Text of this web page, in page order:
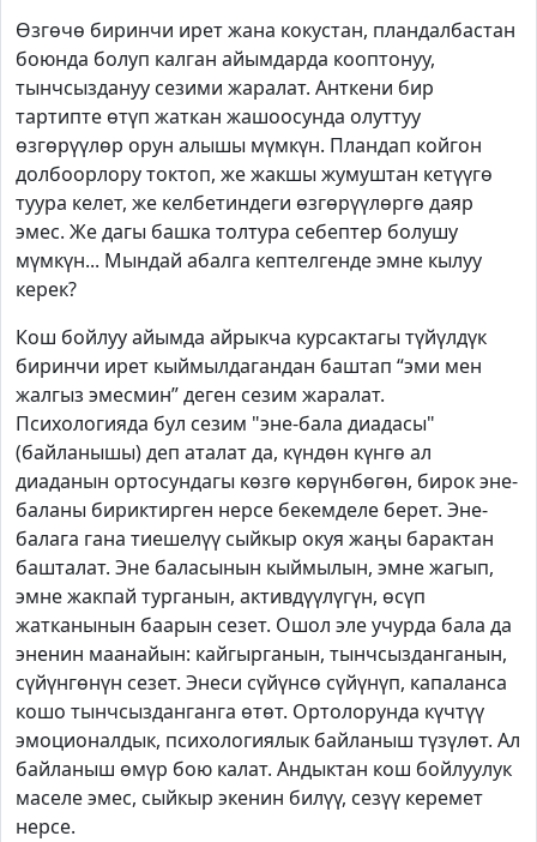
Өзгөчө биринчи ирет жана кокустан, пландалбастан
боюнда болуп калган айымдарда кооптонуу,
тынчсыздануу сезими жаралат. Анткени бир
тартипте өтүп жаткан жашоосунда олуттуу
өзгөрүүлөр орун алышы мүмкүн. Пландап койгон
долбоорлору токтоп, же жакшы жумуштан кетүүгө
туура келет, же келбетиндеги өзгөрүүлөргө даяр
эмес. Же дагы башка толтура себептер болушу
мүмкүн... Мындай абалга кептелгенде эмне кылуу
керек?
Кош бойлуу айымда айрыкча курсактагы түйүлдүк
биринчи ирет кыймылдагандан баштап “эми мен
жалгыз эмесмин” деген сезим жаралат.
Психологияда бул сезим "эне-бала диадасы"
(байланышы) деп аталат да, күндөн күнгө ал
диаданын ортосундагы көзгө көрүнбөгөн, бирок эне-
баланы бириктирген нерсе бекемделе берет. Эне-
балага гана тиешелүү сыйкыр окуя жаңы барактан
башталат. Эне баласынын кыймылын, эмне жагып,
эмне жакпай турганын, активдүүлүгүн, өсүп
жатканынын баарын сезет. Ошол эле учурда бала да
эненин маанайын: кайгырганын, тынчсызданганын,
сүйүнгөнүн сезет. Энеси сүйүнсө сүйүнүп, капаланса
кошо тынчсызданганга өтөт. Ортолорунда күчтүү
эмоционалдык, психологиялык байланыш түзүлөт. Ал
байланыш өмүр бою калат. Андыктан кош бойлуулук
маселе эмес, сыйкыр экенин билүү, сезүү керемет
нерсе.